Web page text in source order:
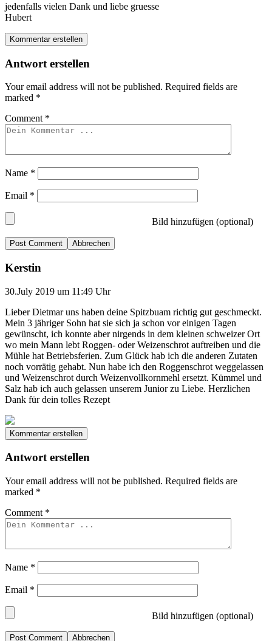
jedenfalls vielen Dank und liebe gruesse
Hubert
Kommentar erstellen
Antwort erstellen
Your email address will not be published. Required fields are
marked *
Comment *
Name *
Email *
Bild hinzufügen (optional)
Abbrechen
Kerstin
30.July 2019 um 11:49 Uhr
Lieber Dietmar uns haben deine Spitzbuam richtig gut geschmeckt.
Mein 3 jähriger Sohn hat sie sich ja schon vor einigen Tagen
gewünscht, ich konnte aber nirgends in dem kleinen schweizer Ort
wo mein Mann lebt Roggen- oder Weizenschrot auftreiben und die
Mühle hat Betriebsferien. Zum Glück hab ich die anderen Zutaten
noch vorrätig gehabt. Nun habe ich den Roggenschrot weggelassen
und Weizenschrot durch Weizenvollkornmehl ersetzt. Kümmel und
Salz hab ich auch gelassen unserem Junior zu Liebe. Herzlichen
Dank für dein tolles Rezept
Kommentar erstellen
Antwort erstellen
Your email address will not be published. Required fields are
marked *
Comment *
Name *
Email *
Bild hinzufügen (optional)
Abbrechen